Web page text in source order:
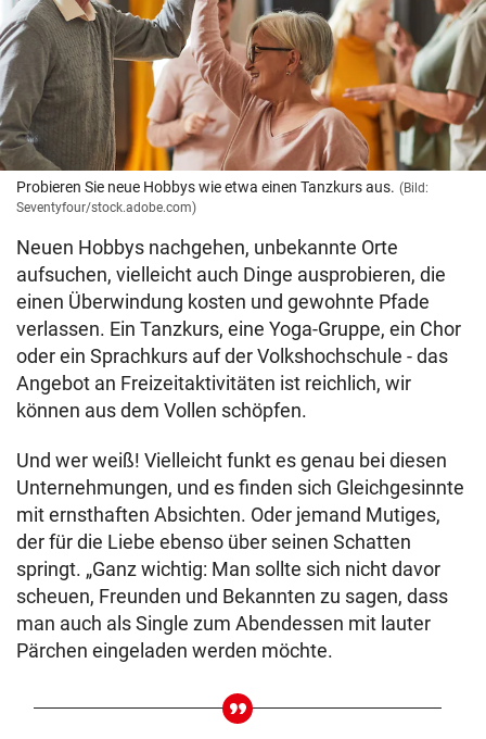
Probieren Sie neue Hobbys wie etwa einen Tanzkurs aus. (Bild:
Seventyfour/stock.adobe.com)
Neuen Hobbys nachgehen, unbekannte Orte
aufsuchen, vielleicht auch Dinge ausprobieren, die
einen Überwindung kosten und gewohnte Pfade
verlassen. Ein Tanzkurs, eine Yoga-Gruppe, ein Chor
oder ein Sprachkurs auf der Volkshochschule - das
Angebot an Freizeitaktivitäten ist reichlich, wir
können aus dem Vollen schöpfen.
Und wer weiß! Vielleicht funkt es genau bei diesen
Unternehmungen, und es finden sich Gleichgesinnte
mit ernsthaften Absichten. Oder jemand Mutiges,
der für die Liebe ebenso über seinen Schatten
springt. „Ganz wichtig: Man sollte sich nicht davor
scheuen, Freunden und Bekannten zu sagen, dass
man auch als Single zum Abendessen mit lauter
Pärchen eingeladen werden möchte.